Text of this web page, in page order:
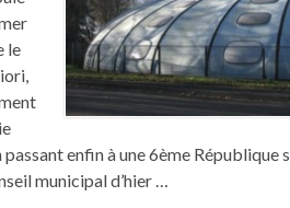
le
enfin à une 6ème République
municipal d’hier …